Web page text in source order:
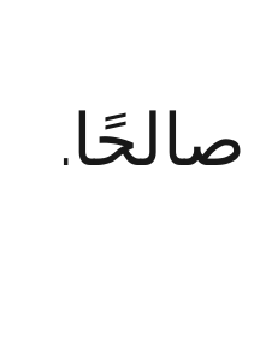
صالحًا.